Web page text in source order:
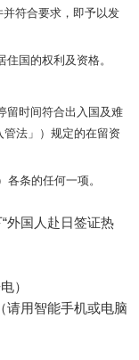
并符合要求，即予以发
国的权利及资格。
留时间符合出入国及难
管法」）规定的在留资
条的任何一项。
外国人赴日签证热
）
（请用智能手机或电脑